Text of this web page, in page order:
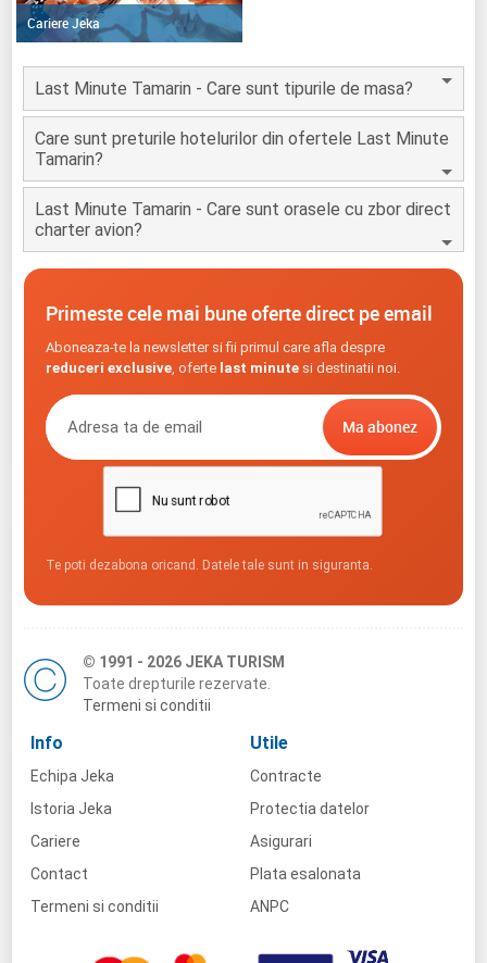
Cariere Jeka
Last Minute Tamarin - Care sunt tipurile de masa?
Care sunt preturile hotelurilor din ofertele Last Minute
Tamarin?
Last Minute Tamarin - Care sunt orasele cu zbor direct
charter avion?
Primeste cele mai bune oferte direct pe email
Aboneaza-te la newsletter si fii primul care afla despre
reduceri exclusive, oferte last minutesi destinatii noi.
Te poti dezabona oricand. Datele tale sunt in siguranta.
© 1991 - 2026 JEKA TURISM
Toate drepturile rezervate.
Termeni si conditii
Info
Echipa Jeka
Istoria Jeka
Cariere
Contact
Termeni si conditii
Utile
Contracte
Protectia datelor
Asigurari
Plata esalonata
ANPC